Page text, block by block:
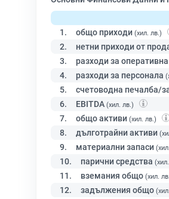
1.
общо приходи (хил. лв.)
2. нетни приходи от
3. разходи за
4. разходи за персонала
5. счетоводна печалба/
6. EBITDA (хил. лв.)
7. общо активи (хил. лв.)
8. дълготрайни активи
9. материални запаси
10. парични средства
11. вземания общо (хил.
12. задължения общо